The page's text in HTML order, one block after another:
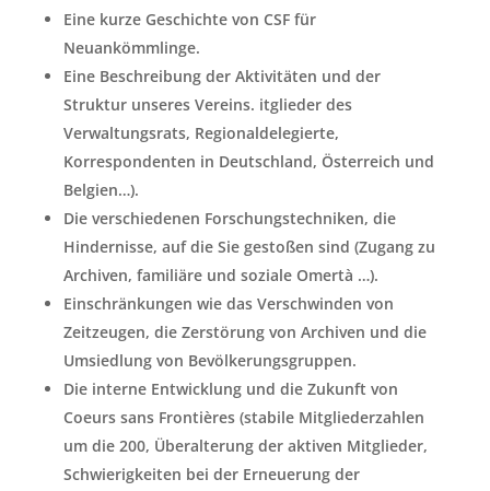
Eine kurze Geschichte von CSF für
Neuankömmlinge.
Eine Beschreibung der Aktivitäten und der
Struktur unseres Vereins. itglieder des
Verwaltungsrats, Regionaldelegierte,
Korrespondenten in Deutschland, Österreich und
Belgien…).
Die verschiedenen Forschungstechniken, die
Hindernisse, auf die Sie gestoßen sind (Zugang zu
Archiven, familiäre und soziale Omertà …).
Einschränkungen wie das Verschwinden von
Zeitzeugen, die Zerstörung von Archiven und die
Umsiedlung von Bevölkerungsgruppen.
Die interne Entwicklung und die Zukunft von
Coeurs sans Frontières (stabile Mitgliederzahlen
um die 200, Überalterung der aktiven Mitglieder,
Schwierigkeiten bei der Erneuerung der